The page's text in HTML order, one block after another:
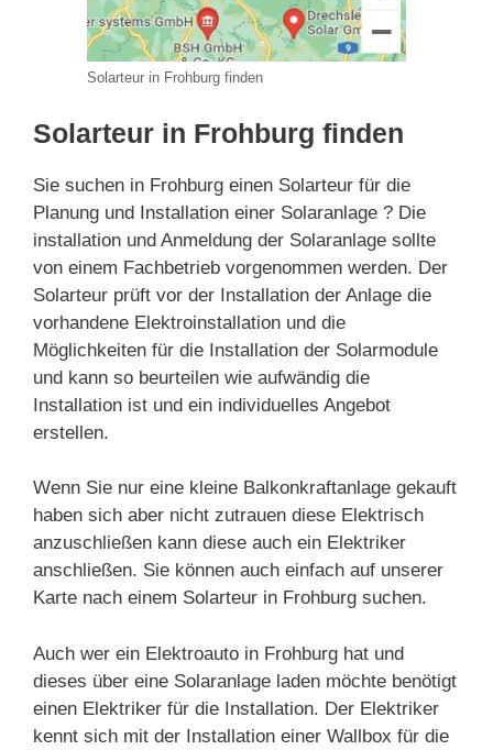
Solarteur in Frohburg finden
Solarteur in Frohburg finden
Sie suchen in Frohburg einen Solarteur für die
Planung und Installation einer Solaranlage ? Die
installation und Anmeldung der Solaranlage sollte
von einem Fachbetrieb vorgenommen werden. Der
Solarteur prüft vor der Installation der Anlage die
vorhandene Elektroinstallation und die
Möglichkeiten für die Installation der Solarmodule
und kann so beurteilen wie aufwändig die
Installation ist und ein individuelles Angebot
erstellen.
Wenn Sie nur eine kleine Balkonkraftanlage gekauft
haben sich aber nicht zutrauen diese Elektrisch
anzuschließen kann diese auch ein Elektriker
anschließen. Sie können auch einfach auf unserer
Karte nach einem Solarteur in Frohburg suchen.
Auch wer ein Elektroauto in Frohburg hat und
dieses über eine Solaranlage laden möchte benötigt
einen Elektriker für die Installation. Der Elektriker
kennt sich mit der Installation einer Wallbox für die